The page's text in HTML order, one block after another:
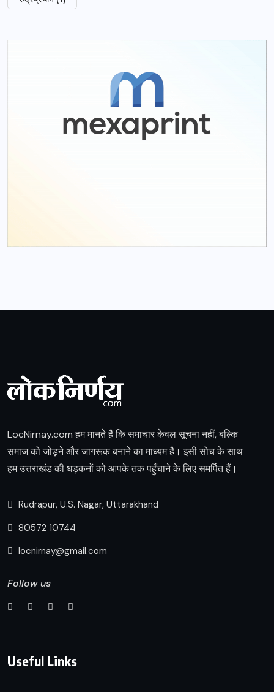
LocNirnay.com हम मानते हैं कि समाचार केवल सूचना नहीं, बल्कि
समाज को जोड़ने और जागरूक बनाने का माध्यम है। इसी सोच के साथ
हम उत्तराखंड की धड़कनों को आपके तक पहुँचाने के लिए समर्पित हैं।
Rudrapur, U.S. Nagar, Uttarakhand
80572 10744
locnirnay@gmail.com
Follow us
Useful Links